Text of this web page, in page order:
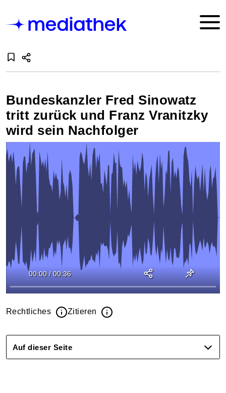
Bundeskanzler Fred Sinowatz
tritt zurück und Franz Vranitzky
wird sein Nachfolger
00:00 / 00:36
Rechtliches Zitieren
Auf dieser Seite